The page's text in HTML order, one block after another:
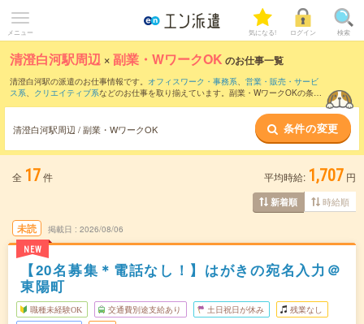
メニュー 気になる! ログイン 検索
清澄白河駅周辺 ×副業・WワークOK のお仕事一覧
清澄白河駅の派遣のお仕事情報です。 オフィスワーク・事務系、 営業・販売・サービ
ス系、 クリエイティブ系などのお仕事を取り揃えています。副業・WワークOKの条件
清澄白河駅周辺 / 副業・WワークOK 条件の変更
全 17件 平均時給: 1,707 円
新着順 時給順
未読
NEW
掲載日 2026/08/06
【20名募集＊電話なし！】はがきの宛名入力＠
東陽町
職種未経験OK 交通費別途支給あり 土日祝日が休み 残業なし